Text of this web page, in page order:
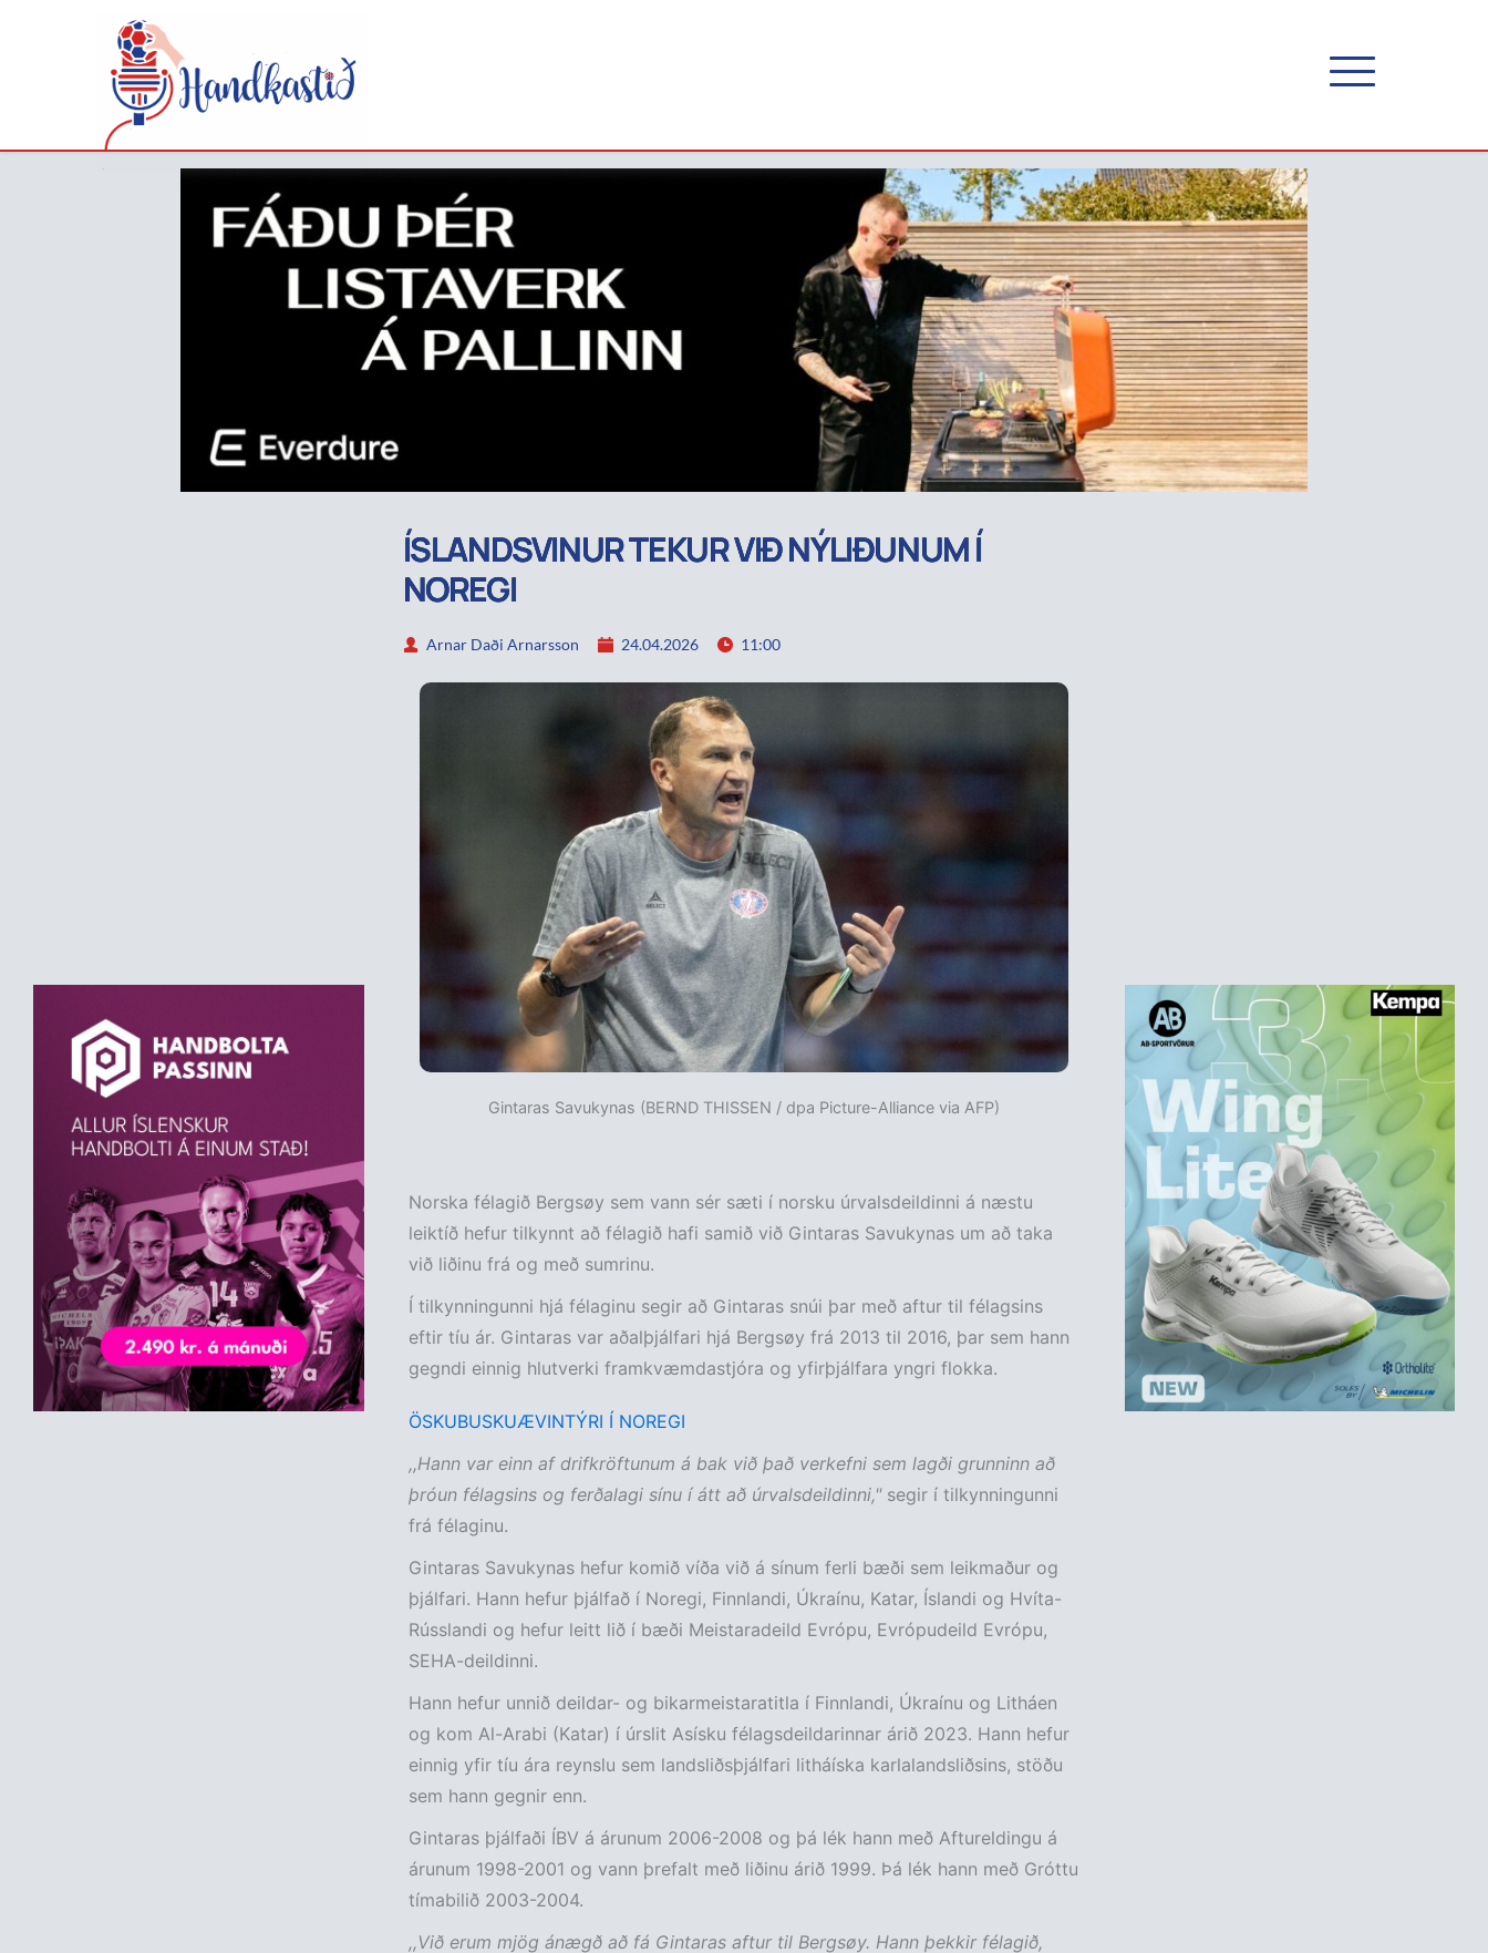
ÍSLANDSVINUR TEKUR VIÐ NÝLIÐUNUM Í
NOREGI
Arnar Daði Arnarsson 24.04.2026 11:00
Gintaras Savukynas (BERND THISSEN / dpa Picture-Alliance via AFP)
Norska félagið Bergsøy sem vann sér sæti í norsku úrvalsdeildinni á næstu
leiktíð hefur tilkynnt að félagið hafi samið við Gintaras Savukynas um að taka
við liðinu frá og með sumrinu.
Í tilkynningunni hjá félaginu segir að Gintaras snúi þar með aftur til félagsins
eftir tíu ár. Gintaras var aðalþjálfari hjá Bergsøy frá 2013 til 2016, þar sem hann
gegndi einnig hlutverki framkvæmdastjóra og yfirþjálfara yngri flokka.
ÖSKUBUSKUÆVINTÝRI Í NOREGI
,,Hann var einn af drifkröftunum á bak við það verkefni sem lagði grunninn að
þróun félagsins og ferðalagi sínu í átt að úrvalsdeildinni,"segir í tilkynningunni
frá félaginu.
Gintaras Savukynas hefur komið víða við á sínum ferli bæði sem leikmaður og
þjálfari. Hann hefur þjálfað í Noregi, Finnlandi, Úkraínu, Katar, Íslandi og Hvíta-
Rússlandi og hefur leitt lið í bæði Meistaradeild Evrópu, Evrópudeild Evrópu,
SEHA-deildinni.
Hann hefur unnið deildar- og bikarmeistaratitla í Finnlandi, Úkraínu og Litháen
og kom Al-Arabi (Katar) í úrslit Asísku félagsdeildarinnar árið 2023. Hann hefur
einnig yfir tíu ára reynslu sem landsliðsþjálfari litháíska karlalandsliðsins, stöðu
sem hann gegnir enn.
Gintaras þjálfaði ÍBV á árunum 2006-2008 og þá lék hann með Aftureldingu á
árunum 1998-2001 og vann þrefalt með liðinu árið 1999. Þá lék hann með Gróttu
tímabilið 2003-2004.
,,Við erum mjög ánægð að fá Gintaras aftur til Bergsøy. Hann þekkir félagið,